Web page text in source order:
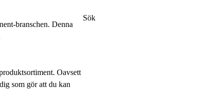
branschen. Denna
Oavsett
som gör att du kan
Sök